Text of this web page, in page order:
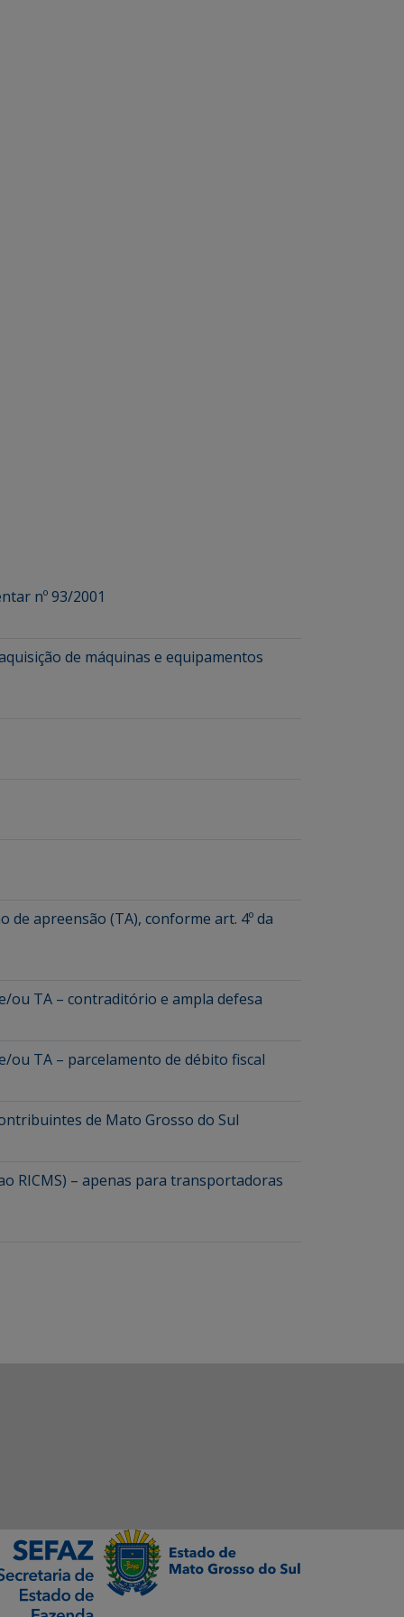
nº 93/2001
de máquinas e equipamentos
apreensão (TA), conforme art. 4º da
ou TA – contraditório e ampla defesa
ou TA – parcelamento de débito fiscal
de Mato Grosso do Sul
RICMS) – apenas para transportadoras